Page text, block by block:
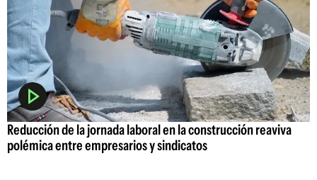
Reducción de la jornada laboral en la construcción reaviva
polémica entre empresarios y sindicatos